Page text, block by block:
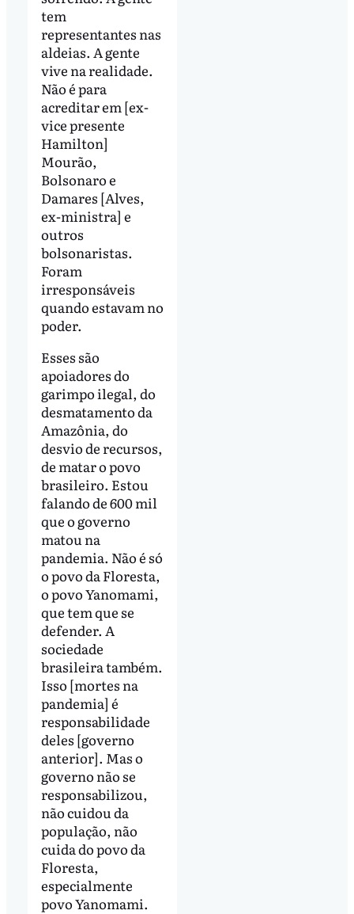
tem
representantes nas
aldeias. A gente
vive na realidade.
Não é para
acreditar em [ex-
vice presente
Hamilton]
Mourão,
Bolsonaro e
Damares [Alves,
ex-ministra] e
outros
bolsonaristas.
Foram
irresponsáveis
quando estavam no
poder.
Esses são
apoiadores do
garimpo ilegal, do
desmatamento da
Amazônia, do
desvio de recursos,
de matar o povo
brasileiro. Estou
falando de 600 mil
que o governo
matou na
pandemia. Não é só
o povo da Floresta,
o povo Yanomami,
que tem que se
defender. A
sociedade
brasileira também.
Isso [mortes na
pandemia] é
responsabilidade
deles [governo
anterior]. Mas o
governo não se
responsabilizou,
não cuidou da
população, não
cuida do povo da
Floresta,
especialmente
povo Yanomami.